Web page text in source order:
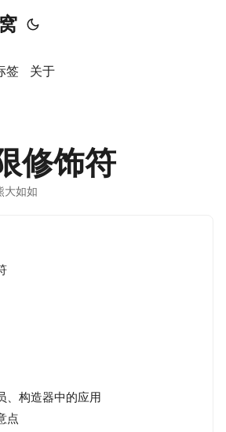
签 关于
修饰符
大如如
、构造器中的应用
点